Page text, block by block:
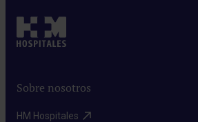
Sobre nosotros
HM Hospitales​